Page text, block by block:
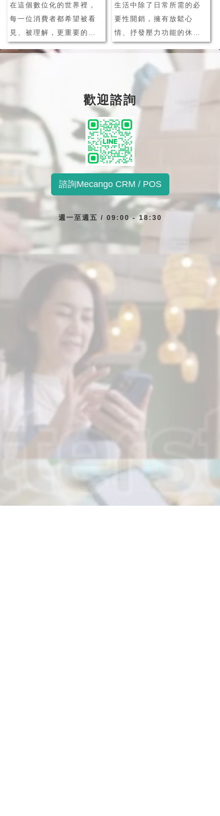
理...
在這個數位化的世界裡，
每一位消費者都希望被看
見、被理解，更重要的
是，他們希望接收到的訊
息是針對他們的需求量身
優惠的精準行銷，以及如
何結合 LINE 會員系統實
現個人化再行銷。個人化
行銷，這個詞你可...
生活中除了日常所需的必
要性開銷，擁有放鬆心
情、抒發壓力功能的休閒
娛樂活動，也逐漸成為消
隨著數位科技發展，休閒
娛樂產業活動種類更趨多
元化，消費者也擁有更多
不再只會從事單一性的活
動、也不再輕易對單一
品...
歡迎諮詢
諮詢Mecango CRM / POS
週一至週五 / 09:00 - 18:30